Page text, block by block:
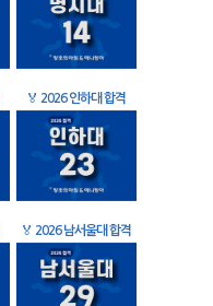
🏅 2026 인하대 합격
🏅 2026 남서울대 합격